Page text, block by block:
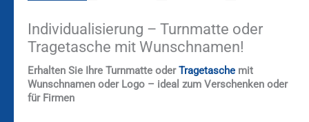
Individualisierung – Turnmatte oder
Tragetasche mit Wunschnamen!
Erhalten Sie Ihre Turnmatte oderTragetasche mit
Wunschnamen oder Logo – ideal zum Verschenken oder
für Firmen